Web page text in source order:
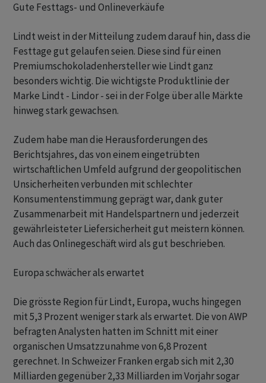
Gute Festtags- und Onlineverkäufe
Lindt weist in der Mitteilung zudem darauf hin, dass die
Festtage gut gelaufen seien. Diese sind für einen
Premiumschokoladenhersteller wie Lindt ganz
besonders wichtig. Die wichtigste Produktlinie der
Marke Lindt - Lindor - sei in der Folge über alle Märkte
hinweg stark gewachsen.
Zudem habe man die Herausforderungen des
Berichtsjahres, das von einem eingetrübten
wirtschaftlichen Umfeld aufgrund der geopolitischen
Unsicherheiten verbunden mit schlechter
Konsumentenstimmung geprägt war, dank guter
Zusammenarbeit mit Handelspartnern und jederzeit
gewährleisteter Liefersicherheit gut meistern können.
Auch das Onlinegeschäft wird als gut beschrieben.
Europa schwächer als erwartet
Die grösste Region für Lindt, Europa, wuchs hingegen
mit 5,3 Prozent weniger stark als erwartet. Die von AWP
befragten Analysten hatten im Schnitt mit einer
organischen Umsatzzunahme von 6,8 Prozent
gerechnet. In Schweizer Franken ergab sich mit 2,30
Milliarden gegenüber 2,33 Milliarden im Vorjahr sogar